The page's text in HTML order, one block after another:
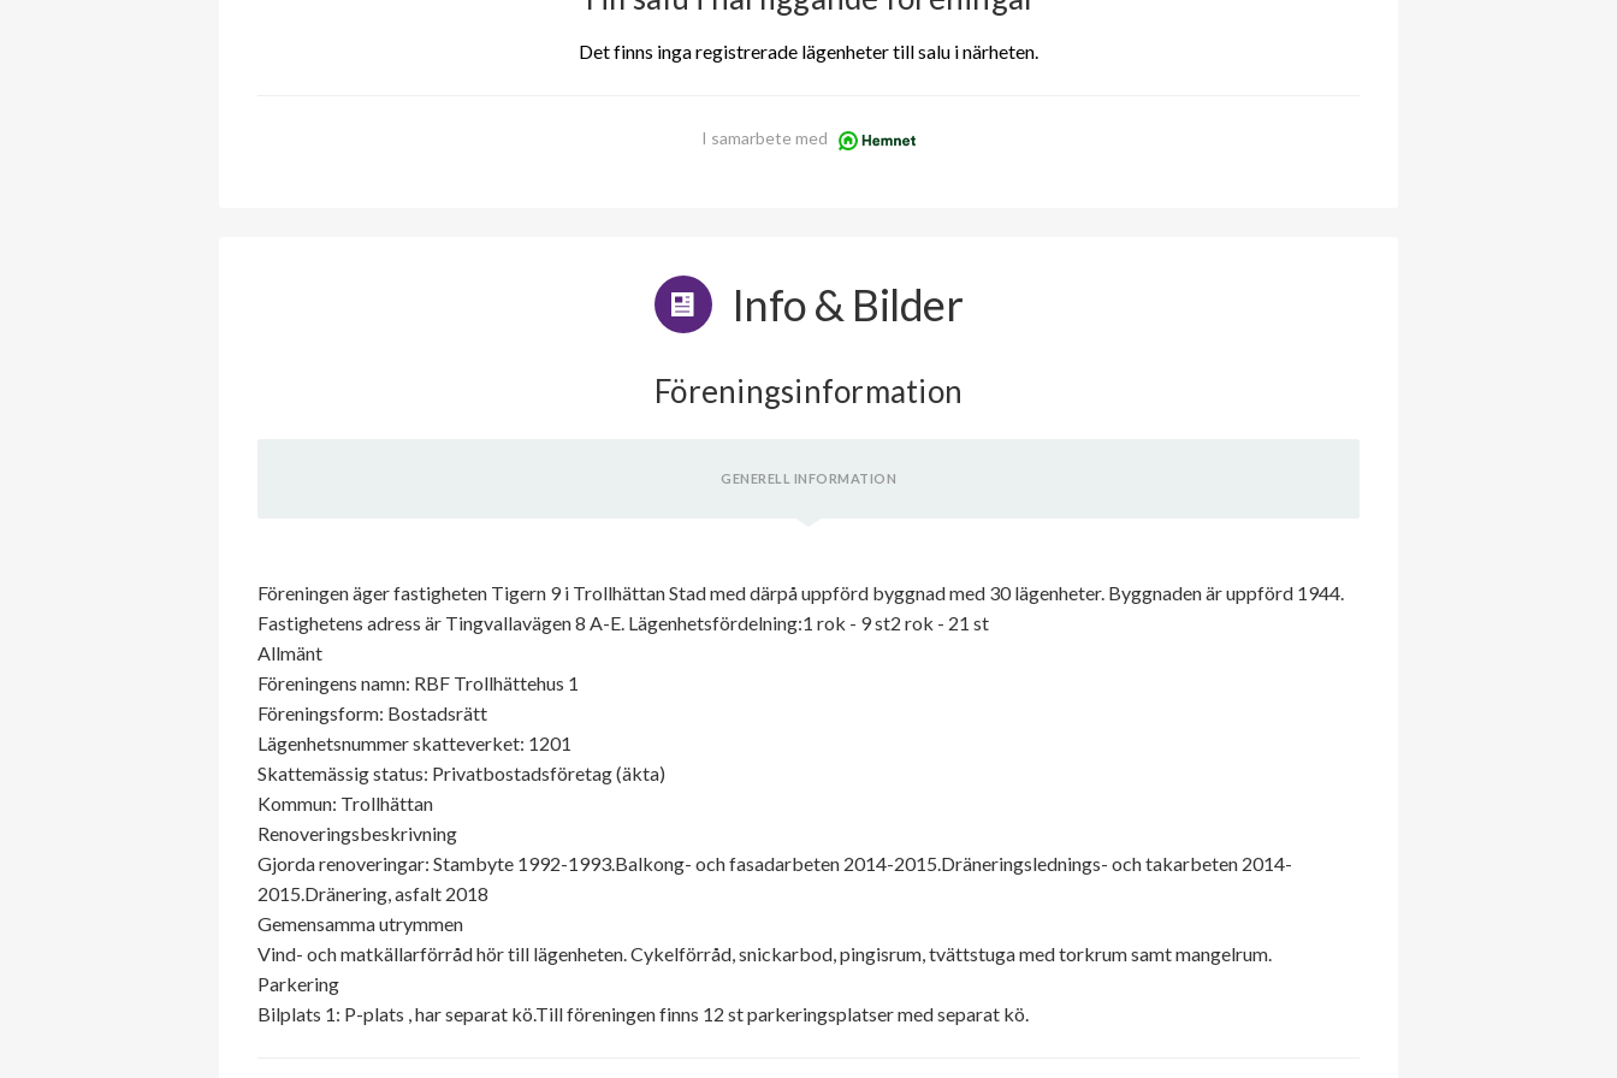
Det finns inga registrerade lägenheter till salu i närheten.
I samarbete med
Info & Bilder
Föreningsinformation
GENERELL INFORMATION
Föreningen äger fastigheten Tigern 9 i Trollhättan Stad med därpå uppförd byggnad med 30 lägenheter. Byggnaden är uppförd 1944.
Fastighetens adress är Tingvallavägen 8 A-E. Lägenhetsfördelning:1 rok - 9 st2 rok - 21 st
Allmänt
Föreningens namn: RBF Trollhättehus 1
Föreningsform: Bostadsrätt
Lägenhetsnummer skatteverket: 1201
Skattemässig status: Privatbostadsföretag (äkta)
Kommun: Trollhättan
Renoveringsbeskrivning
Gjorda renoveringar: Stambyte 1992-1993.Balkong- och fasadarbeten 2014-2015.Dräneringslednings- och takarbeten 2014-
2015.Dränering, asfalt 2018
Gemensamma utrymmen
Vind- och matkällarförråd hör till lägenheten. Cykelförråd, snickarbod, pingisrum, tvättstuga med torkrum samt mangelrum.
Parkering
Bilplats 1: P-plats , har separat kö.Till föreningen finns 12 st parkeringsplatser med separat kö.